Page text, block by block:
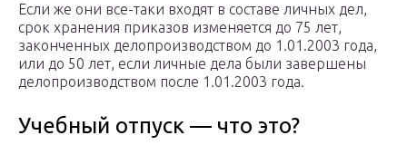
Если же они все-таки входят в составе личных дел,
срок хранения приказов изменяется до 75 лет,
законченных делопроизводством до 1.01.2003 года,
или до 50 лет, если личные дела были завершены
делопроизводством после 1.01.2003 года.
Учебный отпуск — что это?